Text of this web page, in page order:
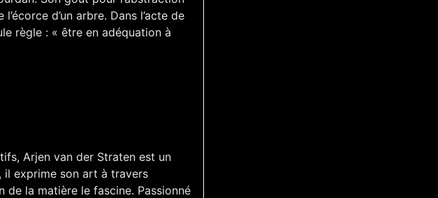
d’un arbre. Dans l’acte de
règle : « être en adéquation à
Arjen van der Straten est un
il exprime son art à travers
la matière le fascine. Passionné